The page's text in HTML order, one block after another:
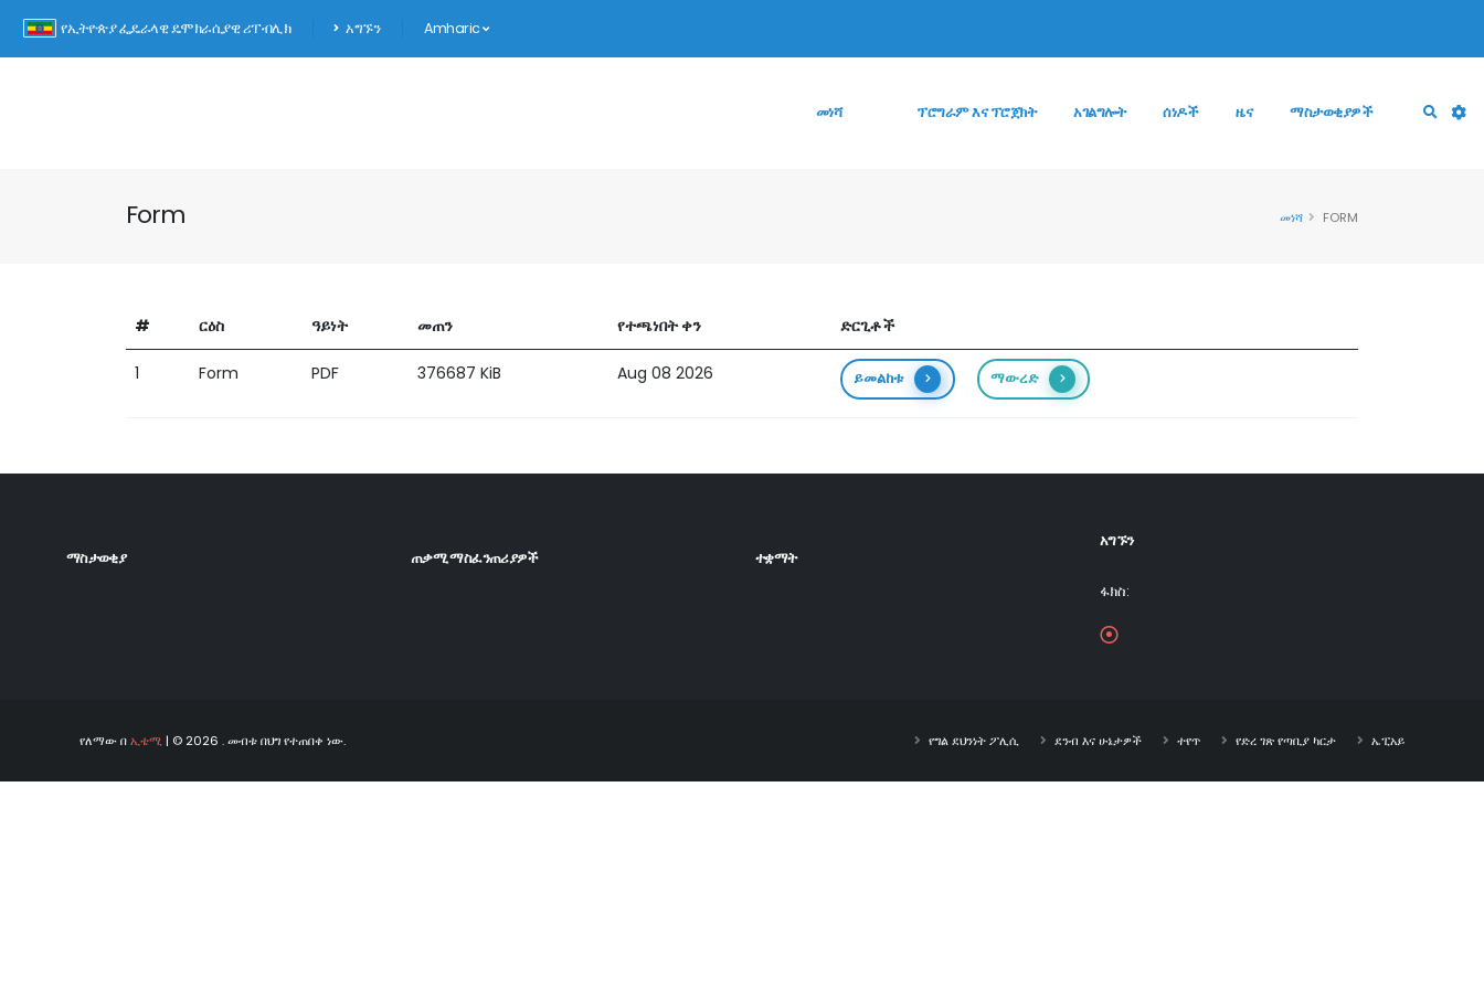
የኢትዮጵያ ፌዴራላዊ ዴሞክራሲያዊ ሪፐብሊክ አግኙን Amharic
መነሻ ፕሮግራም እና ፕሮጀክት አገልግሎት ሰነዶች ዜና ማስታወቂያዎች
Form መነሻ FORM
# ርዕስ ዓይነት መጠን የተጫነበት ቀን ድርጊቶች
1 Form PDF 376687 KiB Aug 08 2026 ይመልከቱ ማውረድ
ማስታወቂያ ጠቃሚ ማስፈንጠሪያዎች ተቋማት
አግኙን
ፋክስ:
የለማው በኢቴሚ| © 2026 . መብቱ በህግ የተጠበቀ ነው. የግል ደህንነት ፖሊሲ ደንብ እና ሁኔታዎች ተየጥ የድረ ገጽ የጣቢያ ካርታ ኤፒአይ